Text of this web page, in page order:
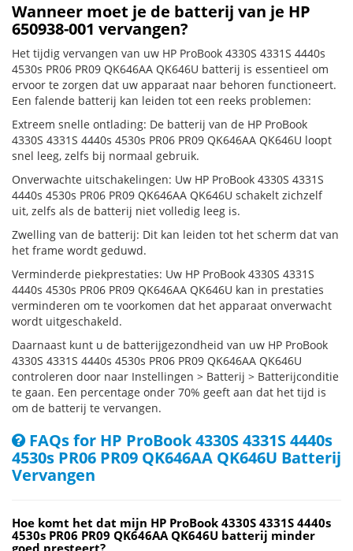
Wanneer moet je de batterij van je HP
650938-001 vervangen?
Het tijdig vervangen van uw HP ProBook 4330S 4331S 4440s
4530s PR06 PR09 QK646AA QK646U batterij is essentieel om
ervoor te zorgen dat uw apparaat naar behoren functioneert.
Een falende batterij kan leiden tot een reeks problemen:
Extreem snelle ontlading: De batterij van de HP ProBook
4330S 4331S 4440s 4530s PR06 PR09 QK646AA QK646U loopt
snel leeg, zelfs bij normaal gebruik.
Onverwachte uitschakelingen: Uw HP ProBook 4330S 4331S
4440s 4530s PR06 PR09 QK646AA QK646U schakelt zichzelf
uit, zelfs als de batterij niet volledig leeg is.
Zwelling van de batterij: Dit kan leiden tot het scherm dat van
het frame wordt geduwd.
Verminderde piekprestaties: Uw HP ProBook 4330S 4331S
4440s 4530s PR06 PR09 QK646AA QK646U kan in prestaties
verminderen om te voorkomen dat het apparaat onverwacht
wordt uitgeschakeld.
Daarnaast kunt u de batterijgezondheid van uw HP ProBook
4330S 4331S 4440s 4530s PR06 PR09 QK646AA QK646U
controleren door naar Instellingen > Batterij > Batterijconditie
te gaan. Een percentage onder 70% geeft aan dat het tijd is
om de batterij te vervangen.
FAQs for HP ProBook 4330S 4331S 4440s
4530s PR06 PR09 QK646AA QK646U Batterij
Vervangen
Hoe komt het dat mijn HP ProBook 4330S 4331S 4440s
4530s PR06 PR09 QK646AA QK646U batterij minder
goed presteert?